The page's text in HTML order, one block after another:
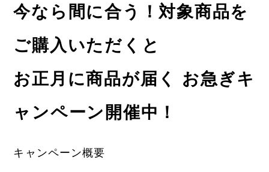
今なら間に合う！対象商品を
ご購入いただくと
お正月に商品が届く お急ぎキ
ャンペーン開催中！
キャンペーン概要